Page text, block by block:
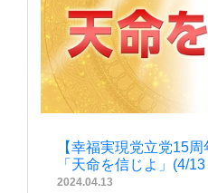
【幸福実現党立党15周
「天命を信じよ」(4/
2024.04.13